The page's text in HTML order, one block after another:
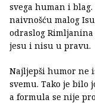
svega human i
naivnošću malog
odraslog
jesu i nisu u pravu.
Najljepši humor ne
svemu. Tako je bilo
a formula se nije